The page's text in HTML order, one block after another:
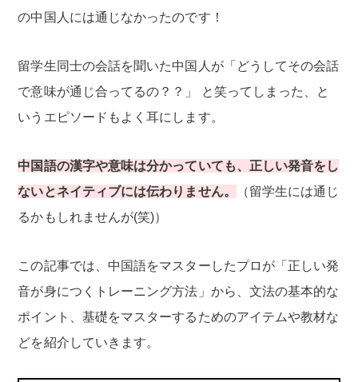
の中国人には通じなかったのです！
留学生同士の会話を聞いた中国人が「どうしてその会話
で意味が通じ合ってるの？？」 と笑ってしまった、と
いうエピソードもよく耳にします。
中国語の漢字や意味は分かっていても、正しい発音をし
ないとネイティブには伝わりません。
（留学生には通じ
るかもしれませんが(笑)）
この記事では、中国語をマスターしたプロが「正しい発
音が身につくトレーニング方法」から、文法の基本的な
ポイント、基礎をマスターするためのアイテムや教材な
どを紹介していきます。